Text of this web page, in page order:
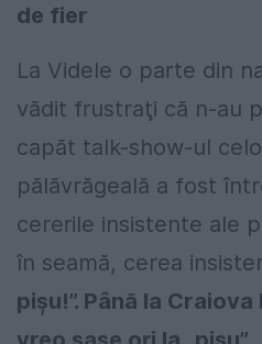
de fier
La Videle o parte din
vădit frustraţi că n-au
capăt talk-show-ul
pălăvrăgeală a fost
cererile insistente ale
în seamă, cerea
pișu!”. Până la